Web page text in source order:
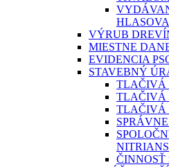
VÝRUB
MIESTNE
EVIDENCIA
STAVEBNÝ
TLAČIVÁ
TLAČIVÁ
TLAČIVÁ
ČINNOSŤ